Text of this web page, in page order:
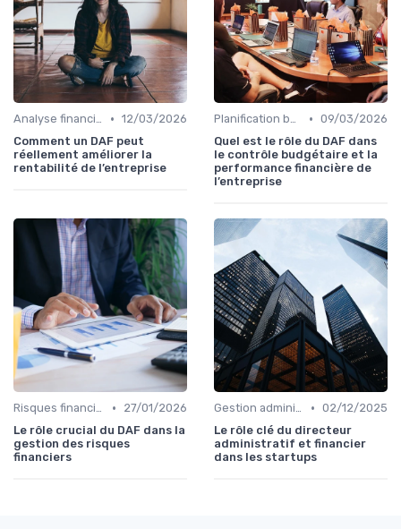
Analyse financière • 12/03/2026
Comment un DAF peut
réellement améliorer la
rentabilité de l’entreprise
Planification budgétaire • 09/03/2026
Quel est le rôle du DAF dans
le contrôle budgétaire et la
performance financière de
l’entreprise
Risques financiers •
27/01/2026
Le rôle crucial du DAF dans la
gestion des risques
financiers
Gestion administrative • 02/12/2025
Le rôle clé du directeur
administratif et financier
dans les startups